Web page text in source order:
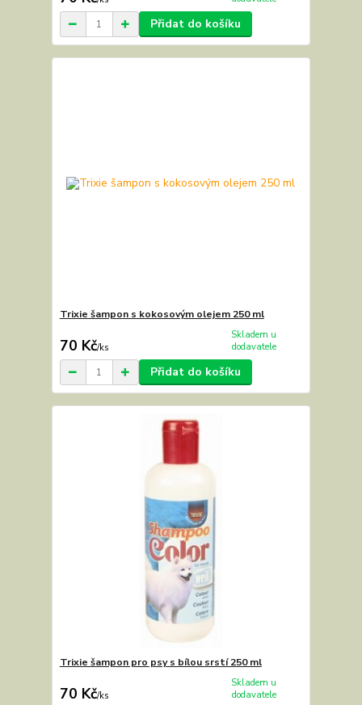
Přidat do košíku
Trixie šampon s kokosovým olejem 250 ml
70 Kč/ks
Skladem u
dodavatele
Přidat do košíku
Trixie šampon pro psy s bílou srstí 250 ml
70 Kč/ks
Skladem u
dodavatele